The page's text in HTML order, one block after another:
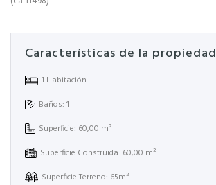
Características de la propiedad
1 Habitación
Baños: 1
Superficie: 60,00 m²
Superficie Construida: 60,00 m²
Superficie Terreno: 65m²